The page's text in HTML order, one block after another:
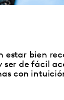
estar bien
ser de fácil
con